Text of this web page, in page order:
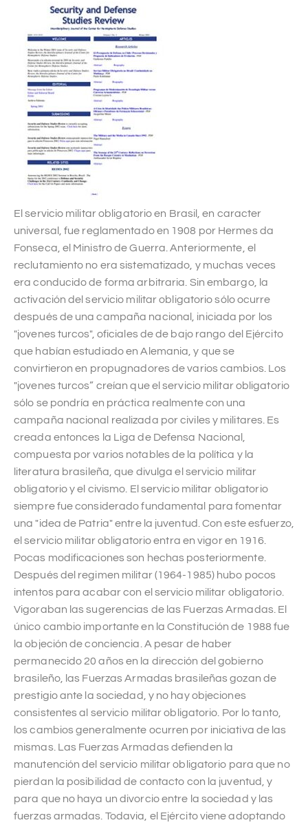
El servicio militar obligatorio en Brasil, en caracter
universal, fue reglamentado en 1908 por Hermes da
Fonseca, el Ministro de Guerra. Anteriormente, el
reclutamiento no era sistematizado, y muchas veces
era conducido de forma arbitraria. Sin embargo, la
activación del servicio militar obligatorio sólo ocurre
después de una campaña nacional, iniciada por los
"jovenes turcos", oficiales de de bajo rango del Ejército
que habían estudiado en Alemania, y que se
convirtieron en propugnadores de varios cambios. Los
"jovenes turcos” creían que el servicio militar obligatorio
sólo se pondría en práctica realmente con una
campaña nacional realizada por civiles y militares. Es
creada entonces la Liga de Defensa Nacional,
compuesta por varios notables de la política y la
literatura brasileña, que divulga el servicio militar
obligatorio y el civismo. El servicio militar obligatorio
siempre fue considerado fundamental para fomentar
una "idea de Patria" entre la juventud. Con este esfuerzo,
el servicio militar obligatorio entra en vigor en 1916.
Pocas modificaciones son hechas posteriormente.
Después del regimen militar (1964-1985) hubo pocos
intentos para acabar con el servicio militar obligatorio.
Vigoraban las sugerencias de las Fuerzas Armadas. El
único cambio importante en la Constitución de 1988 fue
la objeción de conciencia. A pesar de haber
permanecido 20 años en la dirección del gobierno
brasileño, las Fuerzas Armadas brasileñas gozan de
prestigio ante la sociedad, y no hay objeciones
consistentes al servicio militar obligatorio. Por lo tanto,
los cambios generalmente ocurren por iniciativa de las
mismas. Las Fuerzas Armadas defienden la
manutención del servicio militar obligatorio para que no
pierdan la posibilidad de contacto con la juventud, y
para que no haya un divorcio entre la sociedad y las
fuerzas armadas. Todavia, el Ejército viene adoptando